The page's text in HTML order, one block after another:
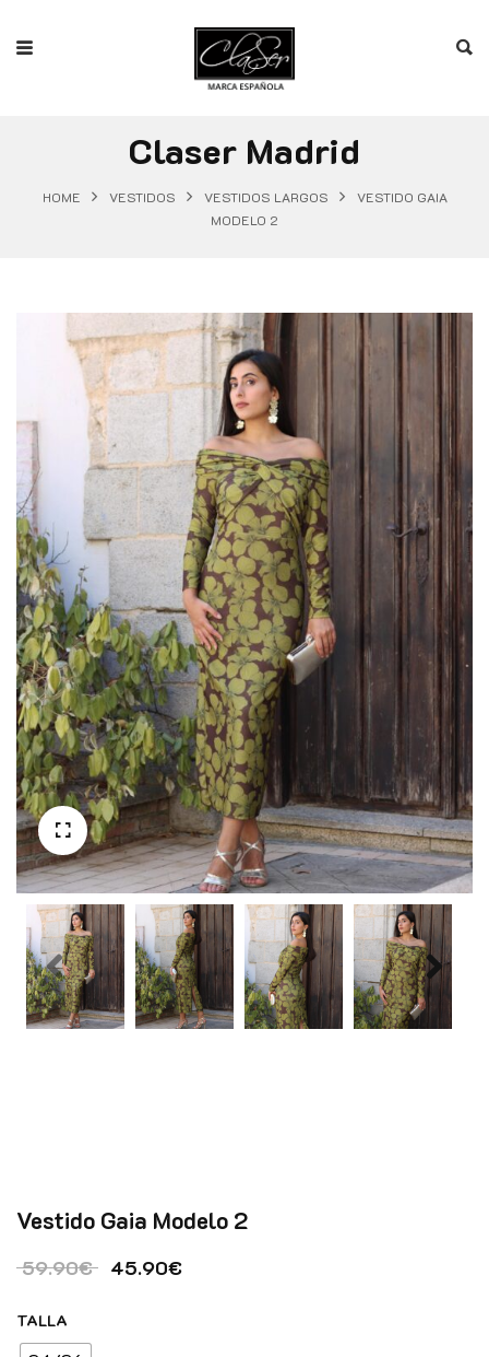
Claser Madrid
HOME VESTIDOS VESTIDOS LARGOS
VESTIDO GAIA
MODELO 2
Vestido Gaia Modelo 2
59.90€ El precio original era: 59.90€.
45.90€El precio actual es: 45.90€.
TALLA